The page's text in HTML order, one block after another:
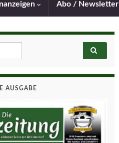
Abo / Newsletter
AUSGABE